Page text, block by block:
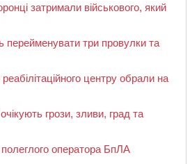
затримали військового, який
перейменувати три провулки та
центру обрали на
грози, зливи, град та
оператора БпЛА